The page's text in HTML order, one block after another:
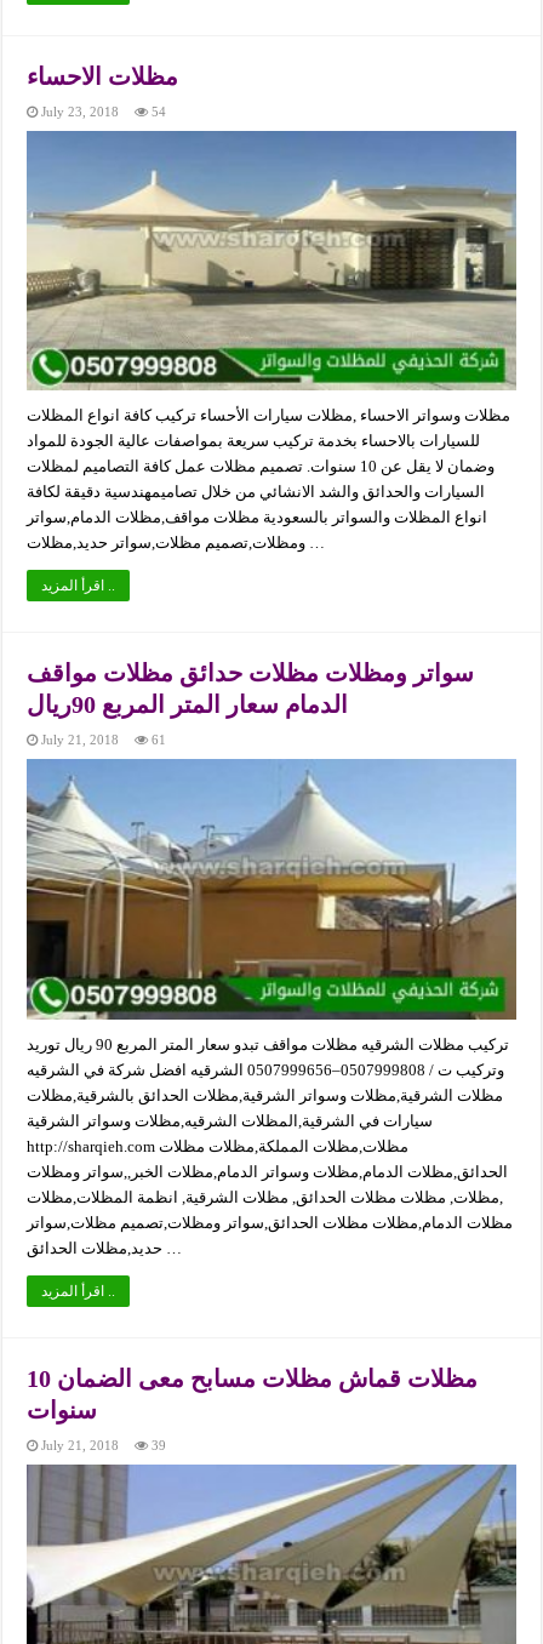
مظلات الاحساء
July 23, 2018 54
مظلات وسواتر الاحساء ,مظلات سيارات الأحساء تركيب كافة انواع المظلات
للسيارات بالاحساء بخدمة تركيب سريعة بمواصفات عالية الجودة للمواد
وضمان لا يقل عن 10 سنوات. تصميم مظلات عمل كافة التصاميم لمظلات
السيارات والحدائق والشد الانشائي من خلال تصاميمهندسية دقيقة لكافة
انواع المظلات والسواتر بالسعودية مظلات مواقف,مظلات الدمام,سواتر
ومظلات,تصميم مظلات,سواتر حديد,مظلات …
اقرأ المزيد ..
سواتر ومظلات مظلات حدائق مظلات مواقف
الدمام سعار المتر المربع 90ريال
July 21, 2018 61
تركيب مظلات الشرقيه مظلات مواقف تبدو سعار المتر المربع 90 ريال توريد
وتركيب ت / 0507999808–0507999656 الشرقيه افضل شركة في الشرقيه
مظلات الشرقية,مظلات وسواتر الشرقية,مظلات الحدائق بالشرقية,مظلات
سيارات في الشرقية,المظلات الشرقيه,مظلات وسواتر الشرقية
http://sharqieh.com مظلات,مظلات المملكة,مظلات مظلات
الحدائق,مظلات الدمام,مظلات وسواتر الدمام,مظلات الخبر,,سواتر ومظلات
,مظلات, مظلات مظلات الحدائق, مظلات الشرقية, انظمة المظلات,مظلات
مظلات الدمام,مظلات مظلات الحدائق,سواتر ومظلات,تصميم مظلات,سواتر
حديد,مظلات الحدائق …
اقرأ المزيد ..
مظلات قماش مظلات مسابح معى الضمان 10
سنوات
July 21, 2018 39